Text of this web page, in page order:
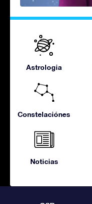
Astrologia
Constelaciónes
Noticias